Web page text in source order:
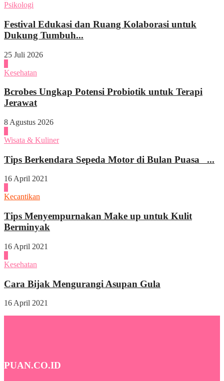
Psikologi
Festival Edukasi dan Ruang Kolaborasi untuk
Dukung Tumbuh...
25 Juli 2026
Kesehatan
Bcrobes Ungkap Potensi Probiotik untuk Terapi
Jerawat
8 Agustus 2026
Wisata & Kuliner
Tips Berkendara Sepeda Motor di Bulan Puasa ...
16 April 2021
Kecantikan
Tips Menyempurnakan Make up untuk Kulit
Berminyak
16 April 2021
Kesehatan
Cara Bijak Mengurangi Asupan Gula
16 April 2021
PUAN.CO.ID